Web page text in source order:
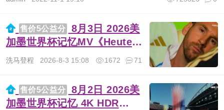
售价5公益分
8月3日 2026美
加墨世界杯记忆MV《Heute
Nacht》 4K HDR 2160P 德语
洗马登程 2026-8-3 15:08 71
1672
售价5公益分
8月2日 2026美
加墨世界杯记忆 4K HDR